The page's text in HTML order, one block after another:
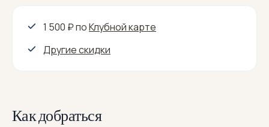
1 500 ₽поКлубной карте
Другие скидки
Как добраться